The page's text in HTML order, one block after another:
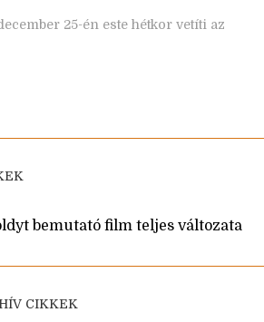
25-én este hétkor vetíti az
bemutató film teljes változata
CIKKEK